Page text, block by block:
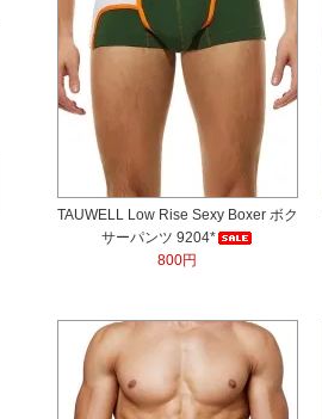
TAUWELL Low Rise Sexy Boxer ボク
サーパンツ 9204*
800円